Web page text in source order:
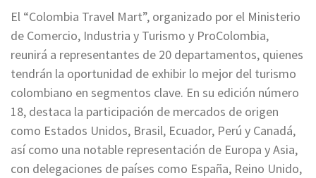
El “Colombia Travel Mart”, organizado por el Ministerio
de Comercio, Industria y Turismo y ProColombia,
reunirá a representantes de 20 departamentos, quienes
tendrán la oportunidad de exhibir lo mejor del turismo
colombiano en segmentos clave. En su edición número
18, destaca la participación de mercados de origen
como Estados Unidos, Brasil, Ecuador, Perú y Canadá,
así como una notable representación de Europa y Asia,
con delegaciones de países como España, Reino Unido,